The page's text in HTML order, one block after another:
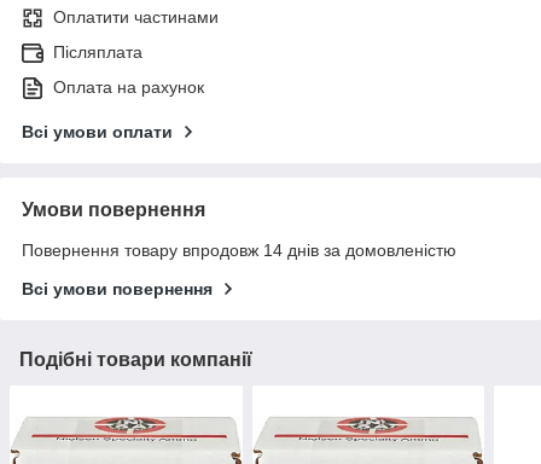
Оплатити частинами
Післяплата
Оплата на рахунок
Всі умови оплати
Умови повернення
Повернення товару впродовж 14 днів за домовленістю
Всі умови повернення
Подібні товари компанії